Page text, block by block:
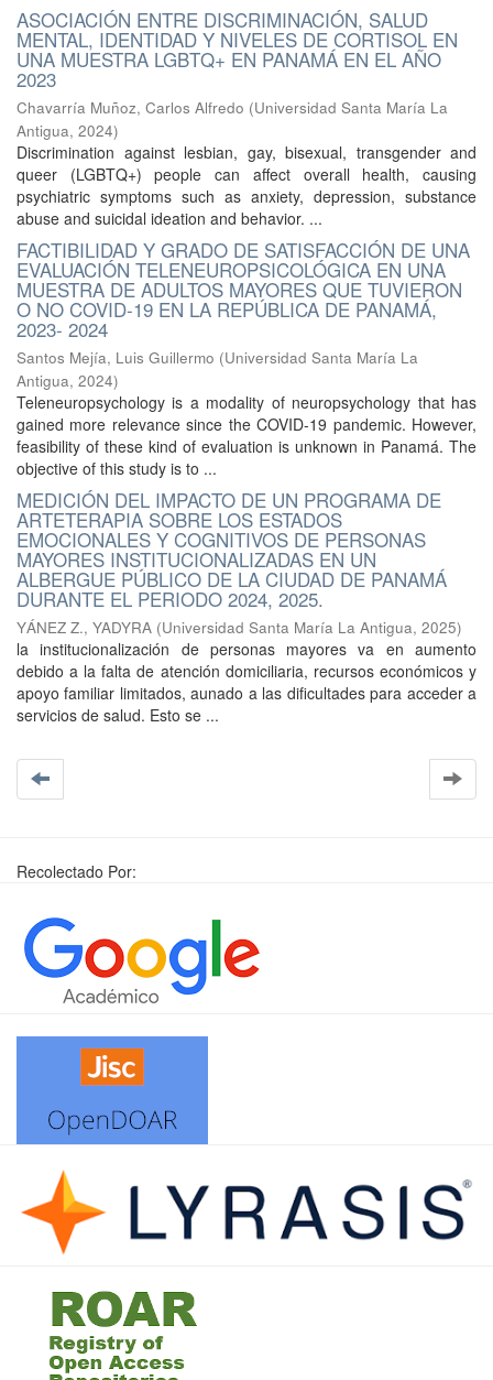
ASOCIACIÓN ENTRE DISCRIMINACIÓN, SALUD
MENTAL, IDENTIDAD Y NIVELES DE CORTISOL EN
UNA MUESTRA LGBTQ+ EN PANAMÁ EN EL AÑO
2023
Chavarría Muñoz, Carlos Alfredo (Universidad Santa María La
Antigua, 2024)
Discrimination against lesbian, gay, bisexual, transgender and
queer (LGBTQ+) people can affect overall health, causing
psychiatric symptoms such as anxiety, depression, substance
abuse and suicidal ideation and behavior. ...
FACTIBILIDAD Y GRADO DE SATISFACCIÓN DE UNA
EVALUACIÓN TELENEUROPSICOLÓGICA EN UNA
MUESTRA DE ADULTOS MAYORES QUE TUVIERON
O NO COVID-19 EN LA REPÚBLICA DE PANAMÁ,
2023- 2024
Santos Mejía, Luis Guillermo (Universidad Santa María La
Antigua, 2024)
Teleneuropsychology is a modality of neuropsychology that has
gained more relevance since the COVID-19 pandemic. However,
feasibility of these kind of evaluation is unknown in Panamá. The
objective of this study is to ...
MEDICIÓN DEL IMPACTO DE UN PROGRAMA DE
ARTETERAPIA SOBRE LOS ESTADOS
EMOCIONALES Y COGNITIVOS DE PERSONAS
MAYORES INSTITUCIONALIZADAS EN UN
ALBERGUE PÚBLICO DE LA CIUDAD DE PANAMÁ
DURANTE EL PERIODO 2024, 2025.
YÁNEZ Z., YADYRA (Universidad Santa María La Antigua, 2025)
la institucionalización de personas mayores va en aumento
debido a la falta de atención domiciliaria, recursos económicos y
apoyo familiar limitados, aunado a las dificultades para acceder a
servicios de salud. Esto se ...
Recolectado Por: